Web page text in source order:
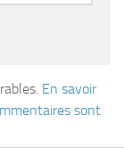
En savoir
sont